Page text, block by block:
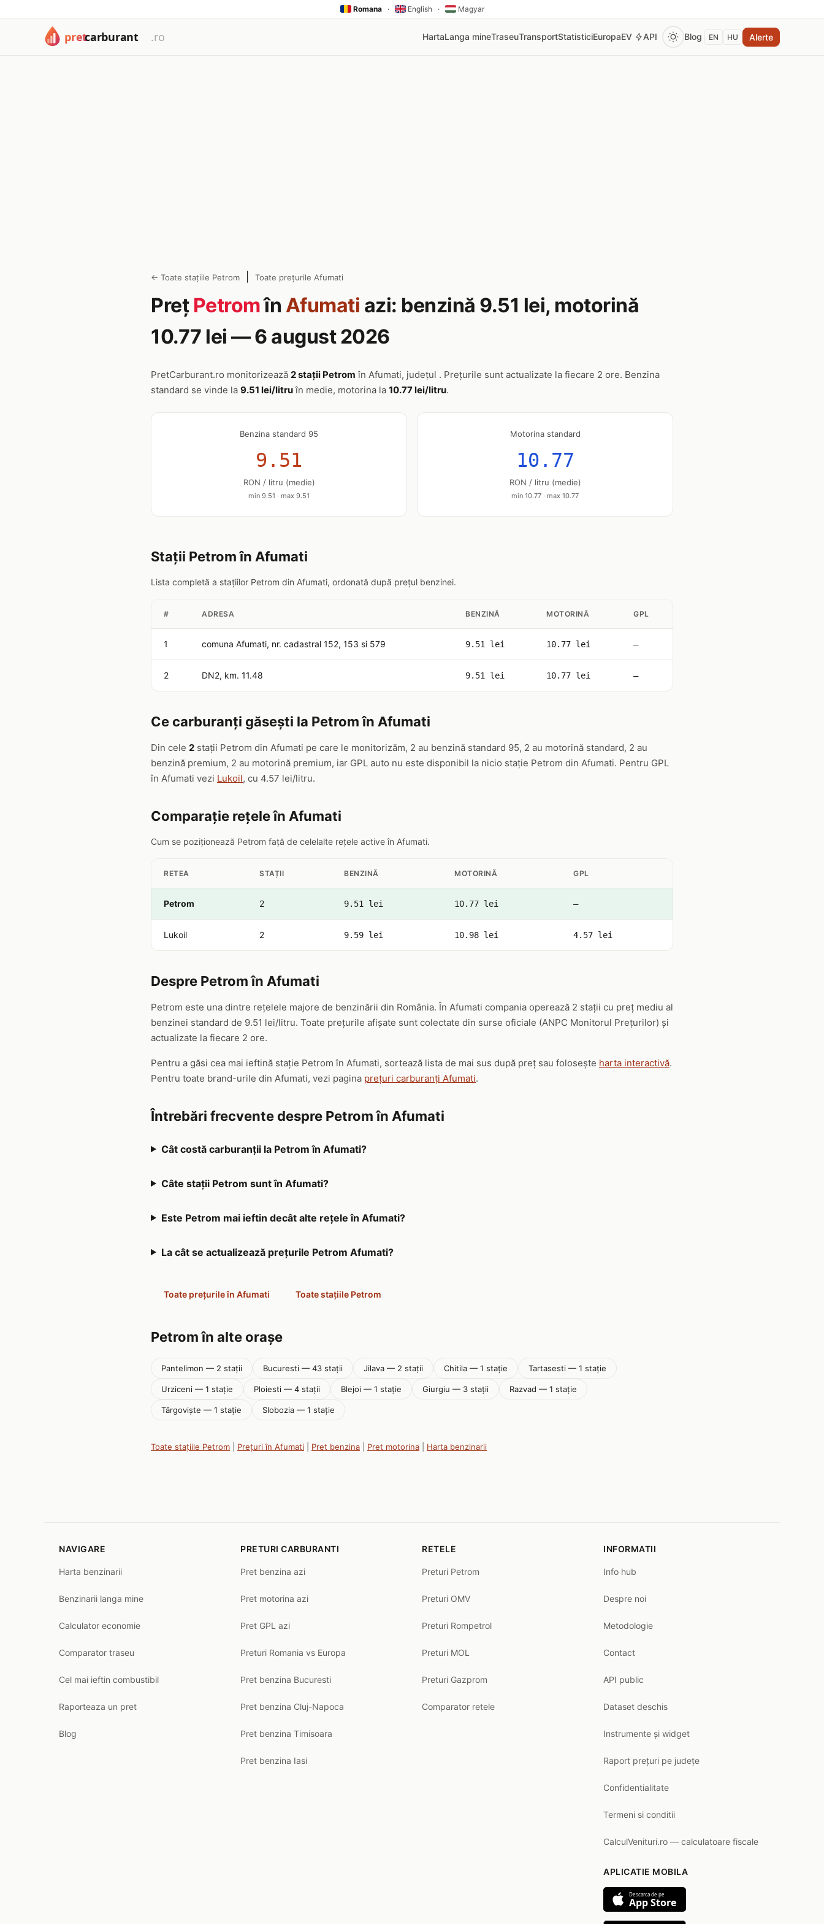
Romana · English · Magyar
HartaLanga mineTraseuTransportStatisticiEuropaEV API Blog EN HU Alerte
← Toate stațiile Petrom Toate prețurile Afumati
Preț Petromîn Afumati azi: benzină 9.51 lei, motorină
10.77 lei — 6 august 2026
PretCarburant.ro monitorizează 2 stații Petrom în Afumati, județul . Prețurile sunt actualizate la fiecare 2 ore. Benzina
standard se vinde la 9.51 lei/litruîn medie, motorina la 10.77 lei/litru.
Benzina standard 95
9.51
RON / litru (medie)
min 9.51 · max 9.51
Motorina standard
10.77
RON / litru (medie)
min 10.77 · max 10.77
Stații Petrom în Afumati
Lista completă a stațiilor Petrom din Afumati, ordonată după prețul benzinei.
# ADRESA BENZINĂ MOTORINĂ GPL
1 comuna Afumati, nr. cadastral 152, 153 si 579 9.51 lei 10.77 lei —
2 DN2, km. 11.48 9.51 lei 10.77 lei —
Ce carburanți găsești la Petrom în Afumati
Din cele 2 stații Petrom din Afumati pe care le monitorizăm, 2 au benzină standard 95, 2 au motorină standard, 2 au
benzină premium, 2 au motorină premium, iar GPL auto nu este disponibil la nicio stație Petrom din Afumati. Pentru GPL
în Afumati vezi Lukoil, cu 4.57 lei/litru.
Comparație rețele în Afumati
Cum se poziționează Petrom față de celelalte rețele active în Afumati.
RETEA STAȚII BENZINĂ MOTORINĂ GPL
Petrom 2 9.51 lei 10.77 lei —
Lukoil 2 9.59 lei 10.98 lei 4.57 lei
Despre Petrom în Afumati
Petrom este una dintre rețelele majore de benzinării din România. În Afumati compania operează 2 stații cu preț mediu al
benzinei standard de 9.51 lei/litru. Toate prețurile afișate sunt colectate din surse oficiale (ANPC Monitorul Prețurilor) și
actualizate la fiecare 2 ore.
Pentru a găsi cea mai ieftină stație Petrom în Afumati, sortează lista de mai sus după preț sau folosește harta interactivă.
Pentru toate brand-urile din Afumati, vezi pagina prețuri carburanți Afumati.
Întrebări frecvente despre Petrom în Afumati
Cât costă carburanții la Petrom în Afumati?
Câte stații Petrom sunt în Afumati?
Este Petrom mai ieftin decât alte rețele în Afumati?
La cât se actualizează prețurile Petrom Afumati?
Toate prețurile în Afumati Toate stațiile Petrom
Petrom în alte orașe
Pantelimon — 2 stații Bucuresti — 43 stații Jilava — 2 stații Chitila — 1 stație Tartasesti — 1 stație
Urziceni — 1 stație Ploiesti — 4 stații Blejoi — 1 stație Giurgiu — 3 stații Razvad — 1 stație
Târgoviște — 1 stație Slobozia — 1 stație
Toate stațiile Petrom Prețuri în Afumati Pret benzina Pret motorina Harta benzinarii
NAVIGARE
Harta benzinarii
Benzinarii langa mine
Calculator economie
Comparator traseu
Cel mai ieftin combustibil
Raporteaza un pret
Blog
PRETURI CARBURANTI
Pret benzina azi
Pret motorina azi
Pret GPL azi
Preturi Romania vs Europa
Pret benzina Bucuresti
Pret benzina Cluj-Napoca
Pret benzina Timisoara
Pret benzina Iasi
RETELE
Preturi Petrom
Preturi OMV
Preturi Rompetrol
Preturi MOL
Preturi Gazprom
Comparator retele
INFORMATII
Info hub
Despre noi
Metodologie
Contact
API public
Dataset deschis
Instrumente și widget
Raport prețuri pe județe
Confidentialitate
Termeni si conditii
CalculVenituri.ro — calculatoare fiscale
APLICATIE MOBILA
Descarca de pe
App Store